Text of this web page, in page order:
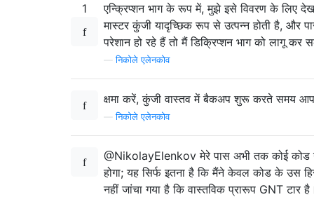
1
एन्क्रिप्शन भाग के रूप में, मुझे इसे विवरण के लिए
मास्टर कुंजी यादृच्छिक रूप से उत्पन्न होती है, और
परेशान हो रहे हैं तो मैं डिक्रिप्शन भाग को लागू कर
—निकोले एलेनकोव
क्षमा करें, कुंजी वास्तव में बैकअप शुरू करते समय आपके
—निकोले एलेनकोव
@NikolayElenkov मेरे पास अभी तक कोई कोड
होगा; यह सिर्फ इतना है कि मैंने केवल कोड के उस
नहीं जांचा गया है कि वास्तविक प्रारूप GNT टार